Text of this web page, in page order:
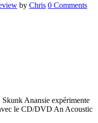
by Chris 0 Comments
Skunk Anansie expérimente
le CD/DVD An Acoustic